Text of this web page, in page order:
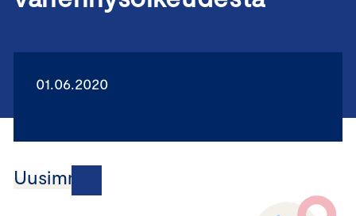
01.06.2020
Uusimmat